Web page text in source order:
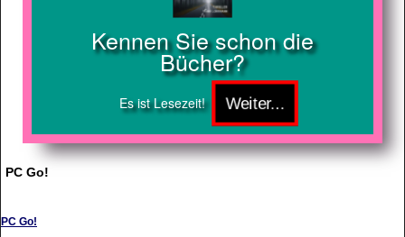
Kennen Sie schon die
Bücher?
Es ist Lesezeit!
PC Go!
PC Go!